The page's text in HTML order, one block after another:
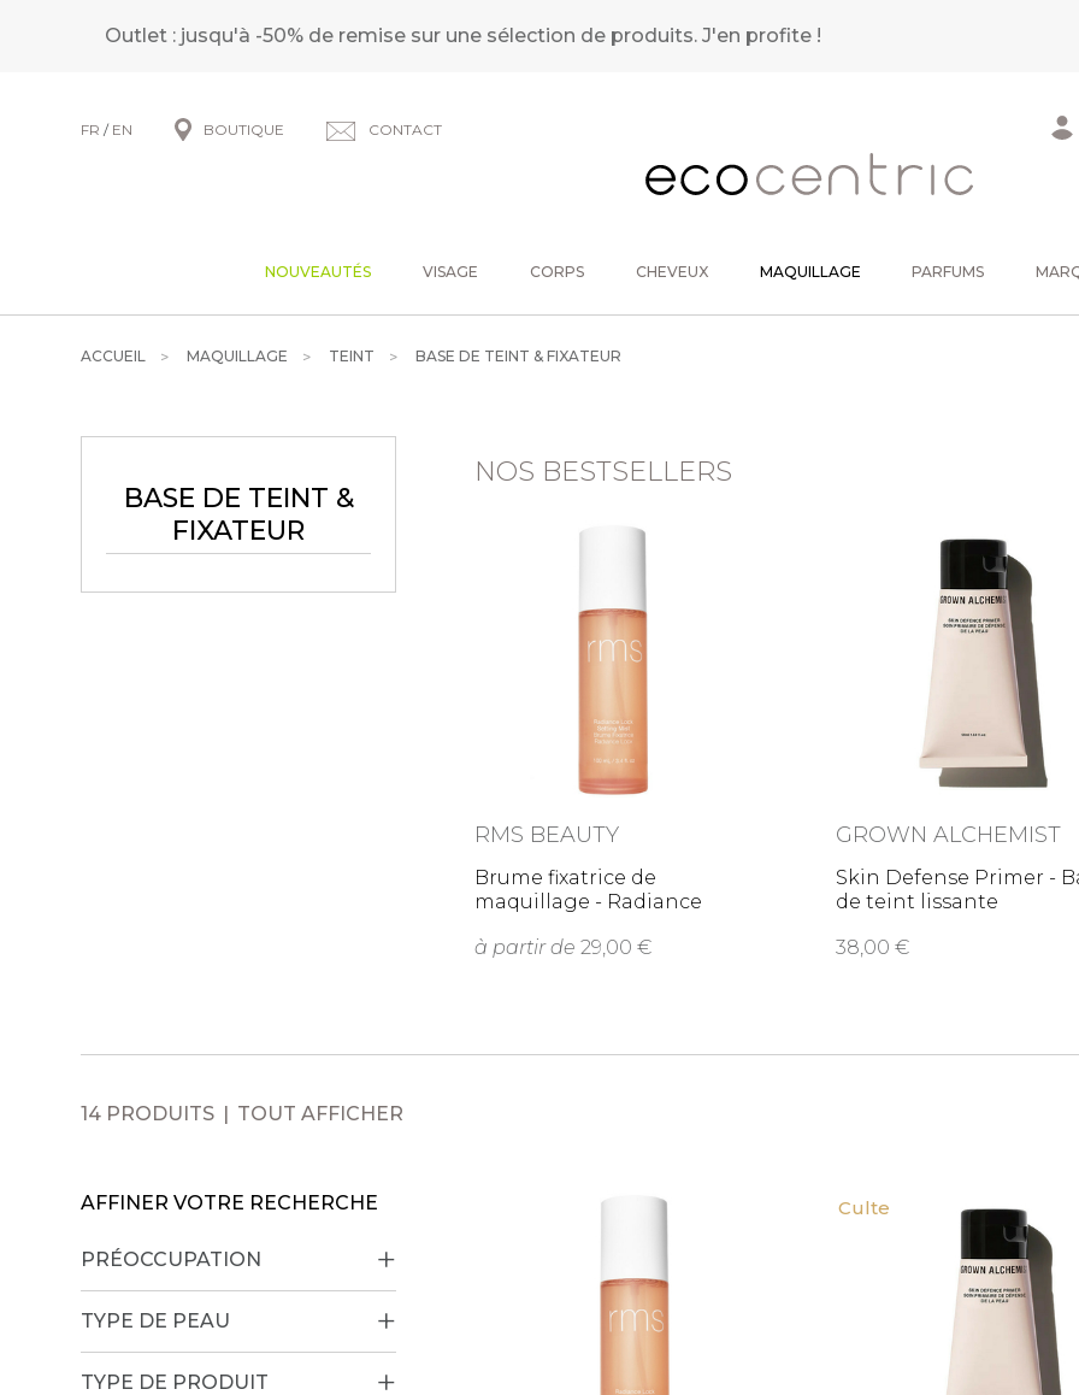
Outlet : jusqu'à -50% de remise sur une sélection de produits.J'en profite !
FR / EN BOUTIQUE CONTACT
NOUVEAUTÉS VISAGE CORPS CHEVEUX MAQUILLAGE PARFUMS
ACCUEIL MAQUILLAGE TEINT BASE DE TEINT & FIXATEUR
BASE DE TEINT &
FIXATEUR
NOS BESTSELLERS
RMS BEAUTY
Brume fixatrice de
maquillage - Radiance
à partir de 29,00
GROWN ALCHEMIST
Skin Defense Primer -
de teint lissante
38,00
14 PRODUITS TOUT AFFICHER
AFFINER VOTRE RECHERCHE
PRÉOCCUPATION
TYPE DE PEAU
TYPE DE PRODUIT
Culte